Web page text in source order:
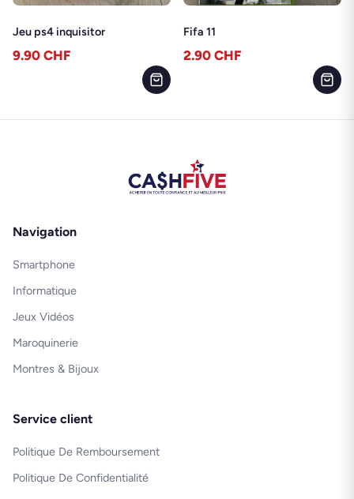
Jeu ps4 inquisitor
9.90 CHF
Fifa 11
2.90 CHF
Navigation
Smartphone
Informatique
Jeux Vidéos
Maroquinerie
Montres & Bijoux
Service client
Politique De Remboursement
Politique De Confidentialité